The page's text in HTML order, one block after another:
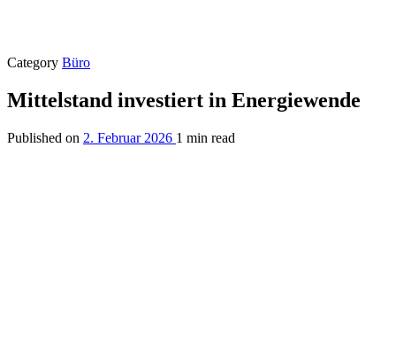
Category Büro
Mittelstand investiert in Energiewende
Published on 2. Februar 2026 1 min read